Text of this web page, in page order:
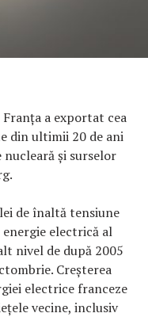
a exportat cea
din ultimii 20 de ani
şi surselor
de înaltă tensiune
electrică al
nivel de după 2005
Creşterea
electrice franceze
vecine, inclusiv